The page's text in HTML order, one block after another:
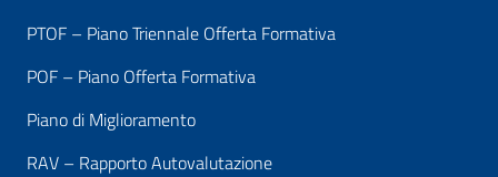
PTOF – Piano Triennale Offerta Formativa
POF – Piano Offerta Formativa
Piano di Miglioramento
RAV – Rapporto Autovalutazione